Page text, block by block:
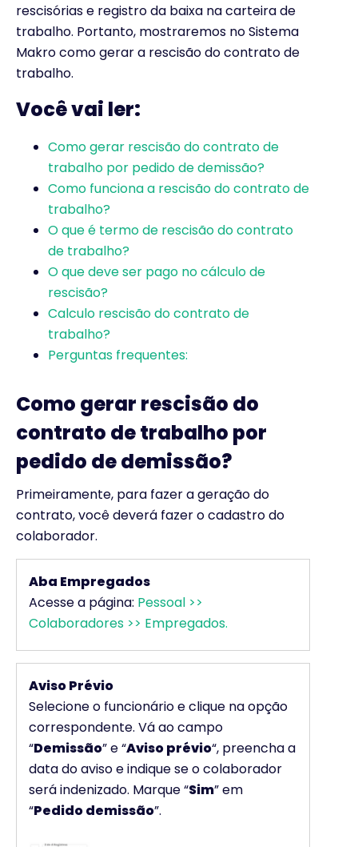
rescisórias e registro da baixa na carteira de
trabalho. Portanto, mostraremos no Sistema
Makro como gerar a rescisão do contrato de
trabalho.
Você vai ler:
Como gerar rescisão do contrato de
trabalho por pedido de demissão?
Como funciona a rescisão do contrato de
trabalho?
O que é termo de rescisão do contrato
de trabalho?
O que deve ser pago no cálculo de
rescisão?
Calculo rescisão do contrato de
trabalho?
Perguntas frequentes:
Como gerar rescisão do
contrato de trabalho por
pedido de demissão?
Primeiramente, para fazer a geração do
contrato, você deverá fazer o cadastro do
colaborador.
Aba Empregados
Acesse a página: Pessoal >>
Colaboradores >> Empregados.
Aviso Prévio
Selecione o funcionário e clique na opção
correspondente. Vá ao campo
“Demissão” e “Aviso prévio“, preencha a
data do aviso e indique se o colaborador
será indenizado. Marque “Sim” em
“Pedido demissão”.